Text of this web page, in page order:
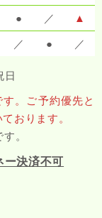
● ／ ▲
／ ● ／
日
。ご予約優先と
おります。
。
ー決済不可